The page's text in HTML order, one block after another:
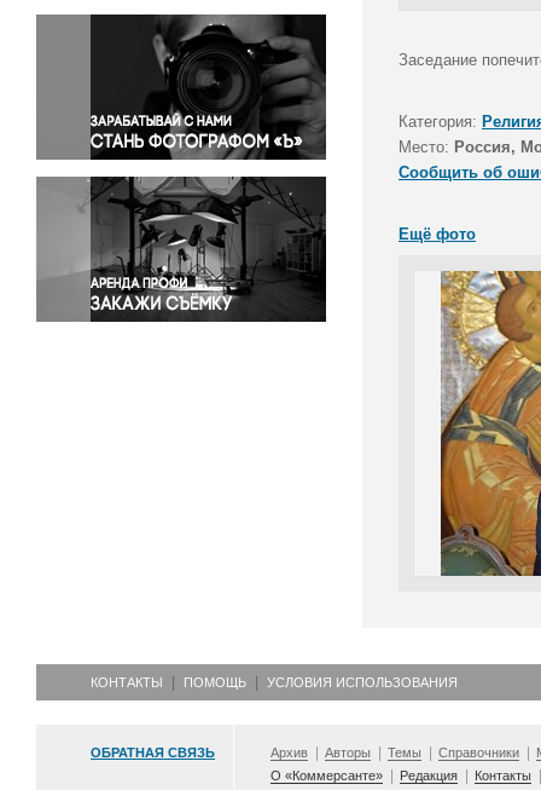
Окружающая среда
Политика
Правосудие
Происшествия и конфликты
Религия
Светская жизнь
Спорт
Экология
Экономика и бизнес
Заседание
Категория:
Место: Россия,
Сообщить об
Ещё фото
КОНТАКТЫ ПОМОЩЬ УСЛОВИЯ ИСПОЛЬЗОВАНИЯ
ОБРАТНАЯ СВЯЗЬ Архив Авторы Темы Справочники
О «Коммерсанте»
Редакция Контакты